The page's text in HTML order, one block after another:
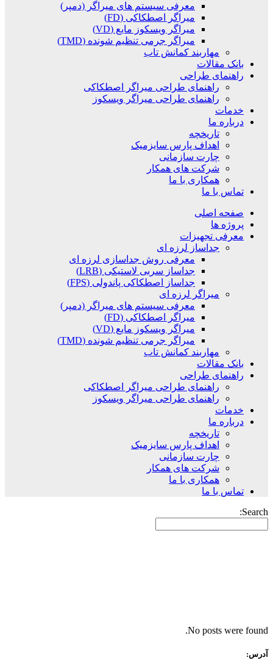
معرفی سیستم های میراگر (دمپر)
میراگر اصطکاکی (FD)
میراگر ویسکوز مایع (VD)
میراگر جرمی تنظیم شونده (TMD)
مهاربند کمانش تاب
بانک مقالات
راهنمای طراحی
راهنمای طراحی میراگر اصطکاکی
راهنمای طراحی میراگر ویسکوز
خدمات
درباره ما
تاریخچه
اهداف پارس سایزمیک
چارت سازمانی
شرکت های همکار
همکاری با ما
تماس با ما
صفحه اصلی
پروژه ها
معرفی تجهیزات
جداساز لرزه ای
معرفی روش جداسازی لرزه ای
جداساز سربی لاستیکی (LRB)
جداساز اصطکاکی پاندولی (FPS)
میراگر لرزه ای
معرفی سیستم های میراگر (دمپر)
میراگر اصطکاکی (FD)
میراگر ویسکوز مایع (VD)
میراگر جرمی تنظیم شونده (TMD)
مهاربند کمانش تاب
بانک مقالات
راهنمای طراحی
راهنمای طراحی میراگر اصطکاکی
راهنمای طراحی میراگر ویسکوز
خدمات
درباره ما
تاریخچه
اهداف پارس سایزمیک
چارت سازمانی
شرکت های همکار
همکاری با ما
تماس با ما
Search:
Archive
No posts were found.
آدرس: